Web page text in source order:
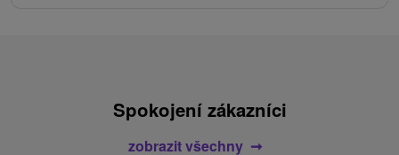
Spokojení zákazníci
zobrazit všechny